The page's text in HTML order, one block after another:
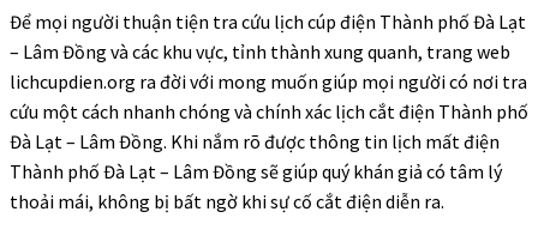
Để mọi người thuận tiện tra cứu lịch cúp điện Thành phố Đà Lạt
– Lâm Đồng và các khu vực, tỉnh thành xung quanh, trang web
lichcupdien.org ra đời với mong muốn giúp mọi người có nơi tra
cứu một cách nhanh chóng và chính xác lịch cắt điện Thành phố
Đà Lạt – Lâm Đồng. Khi nắm rõ được thông tin lịch mất điện
Thành phố Đà Lạt – Lâm Đồng sẽ giúp quý khán giả có tâm lý
thoải mái, không bị bất ngờ khi sự cố cắt điện diễn ra.